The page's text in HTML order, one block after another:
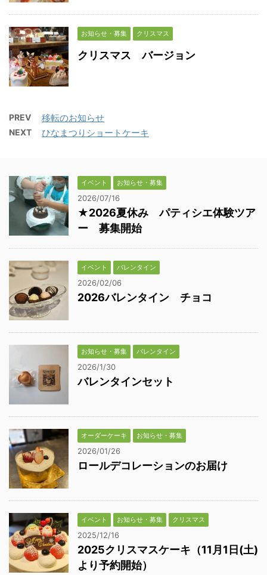
お知らせ・募集 クリスマス
クリスマス バージョン
PREV 移転のお知らせ
NEXT ひなまつりショートケーキ
イベント お知らせ・募集
2026/07/16
★2026夏休み パティシエ体験ツア
ー 募集開始
イベント バレンタイン
2026/02/06
2026バレンタイン チョコ
お知らせ・募集 バレンタイン
2026/1/30
バレンタインセット
オーダーケーキ お知らせ・募集
2026/01/26
ロールデコレーションのお届け
イベント お知らせ・募集 クリスマス
2025/12/16
2025クリスマスケーキ（11月1日(土)
より予約開始）